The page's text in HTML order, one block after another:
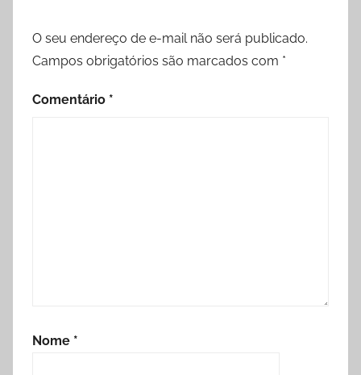
O seu endereço de e-mail não será publicado.
Campos obrigatórios são marcados com *
Comentário *
Nome *